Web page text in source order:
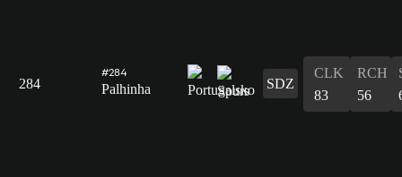
284
#284
Palhinha SDZ
CLK
83
RCH
56